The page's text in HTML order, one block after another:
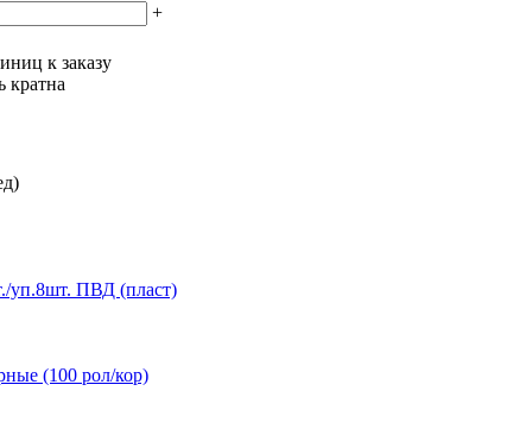
+
к заказу
кратна
уп.8шт. ПВД (пласт)
(100 рол/кор)